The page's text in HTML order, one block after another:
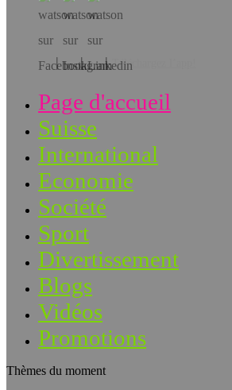
Téléchargez l’app!
Page d'accueil
Suisse
International
Economie
Société
Sport
Divertissement
Blogs
Vidéos
Promotions
Thèmes du moment